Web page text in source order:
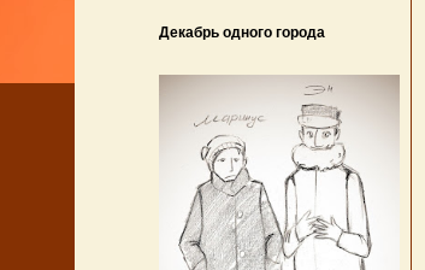
Декабрь одного города